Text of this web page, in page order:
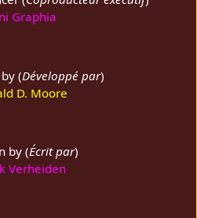
Graphia
(Développé par)
D. Moore
by (Écrit par)
Verheiden